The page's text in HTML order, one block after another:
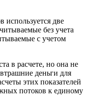
две
без учета
с учетом
в расчете, но она не
деньги для
этих показателей
потоков к единому